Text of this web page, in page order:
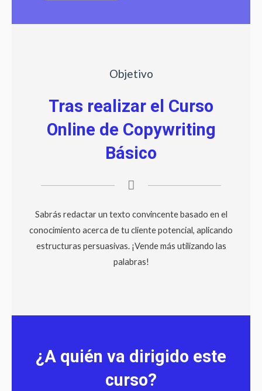
Objetivo
Tras realizar el Curso
Online de Copywriting
Básico
Sabrás redactar un texto convincente basado en el
conocimiento acerca de tu cliente potencial, aplicando
estructuras persuasivas. ¡Vende más utilizando las
palabras!
¿A quién va dirigido este
curso?